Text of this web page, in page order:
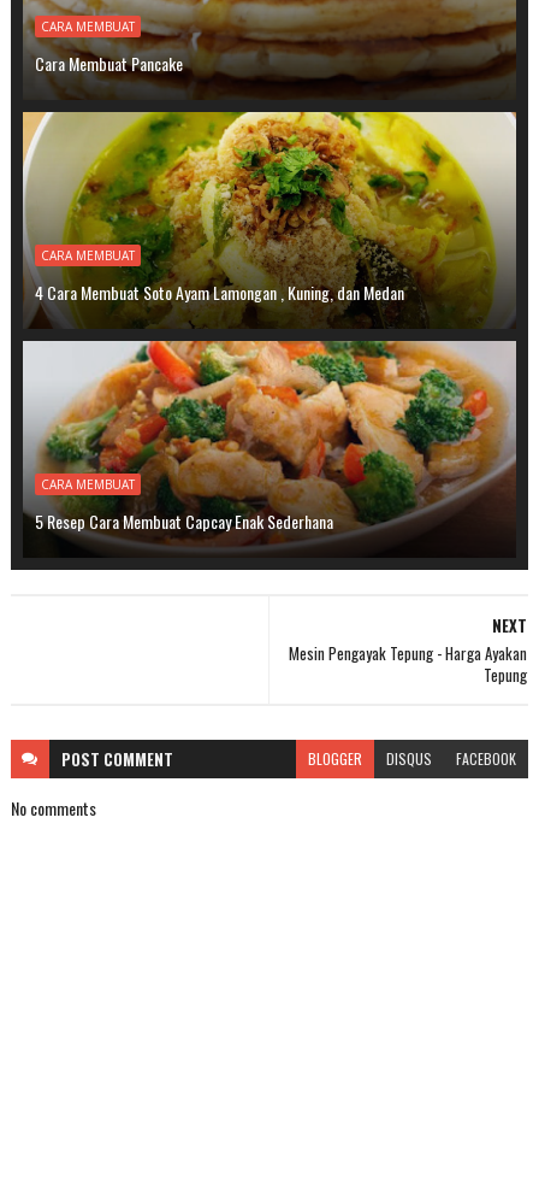
CARA MEMBUAT
Cara Membuat Pancake
CARA MEMBUAT
4 Cara Membuat Soto Ayam Lamongan , Kuning, dan Medan
CARA MEMBUAT
5 Resep Cara Membuat Capcay Enak Sederhana
NEXT
Mesin Pengayak Tepung - Harga Ayakan
Tepung
POST COMMENT BLOGGER DISQUS FACEBOOK
No comments